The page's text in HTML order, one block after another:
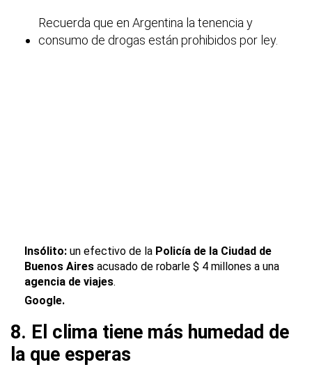
Recuerda que en Argentina la tenencia y
consumo de drogas están prohibidos por ley.
Insólito: un efectivo de la Policía de la Ciudad de
Buenos Aires acusado de robarle $ 4 millones a una
agencia de viajes.
Google.
8. El clima tiene más humedad de
la que esperas